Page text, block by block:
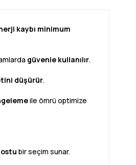
kaybı minimum
güvenle kullanılır.
düşürür.
ile ömrü optimize
bir seçim sunar.